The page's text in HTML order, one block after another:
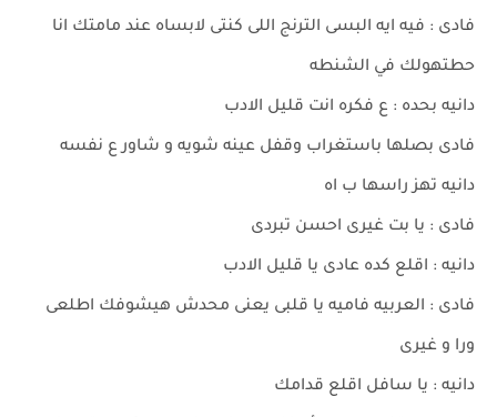
فادى : فيه ايه البسى الترنج اللى كنتى لابساه عند مامتك انا
حطتهولك في الشنطه
دانيه بحده : ع فكره انت قليل الادب
فادى بصلها باستغراب وقفل عينه شويه و شاور ع نفسه
دانيه تهز راسها ب اه
فادى : يا بت غيرى احسن تبردى
دانيه : اقلع كده عادى يا قليل الادب
فادى : العربيه فاميه يا قلبى يعنى محدش هيشوفك اطلعى
ورا و غيرى
دانيه : يا سافل اقلع قدامك